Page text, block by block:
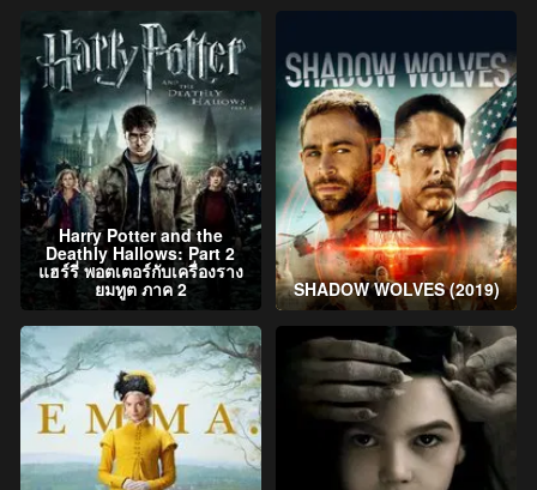
Harry Potter and the
Deathly Hallows: Part 2
แฮร์รี่ พอตเตอร์กับเครื่องราง
ยมทูต ภาค 2 SHADOW WOLVES (2019)